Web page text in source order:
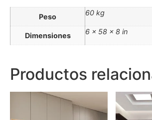
Peso 60 kg
Dimensiones 6 × 58 × 8 in
Productos